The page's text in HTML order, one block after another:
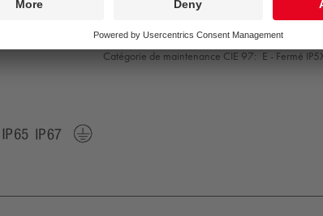
1x LED_DRV
7,1 W Facteur de
Gestion d’éclairage: FIX
Catégorie de maintenance CIE 97: E - Fermé